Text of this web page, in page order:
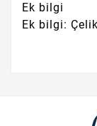
Ek bilgi
Ek bilgi: